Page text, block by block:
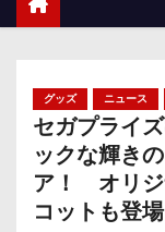
グッズ ニュース
セガプライ
ックな輝き
ア！ オリジ
コットも登場